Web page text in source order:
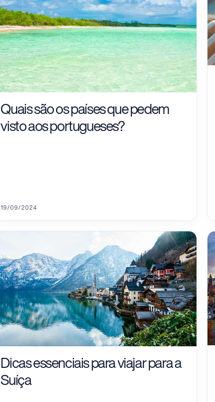
Quais são os países que pedem
visto aos portugueses?
19/09/2024
Dicas essenciais para viajar para a
Suíça